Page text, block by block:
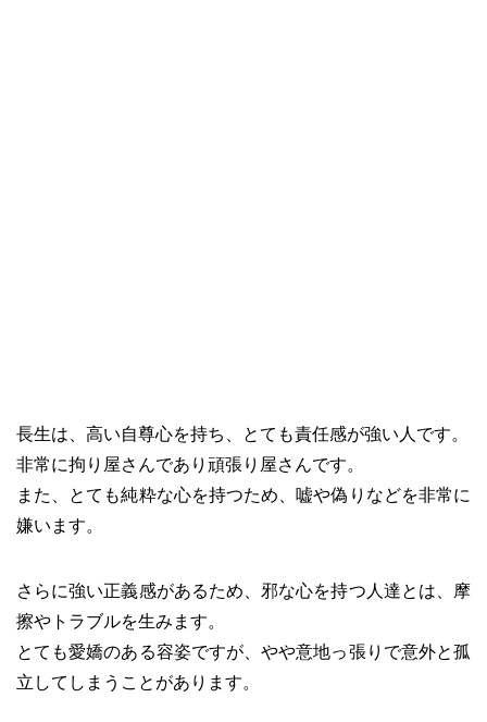
長生は、高い自尊心を持ち、とても責任感が強い人です。
非常に拘り屋さんであり頑張り屋さんです。
また、とても純粋な心を持つため、嘘や偽りなどを非常に
嫌います。
さらに強い正義感があるため、邪な心を持つ人達とは、摩
擦やトラブルを生みます。
とても愛嬌のある容姿ですが、やや意地っ張りで意外と孤
立してしまうことがあります。